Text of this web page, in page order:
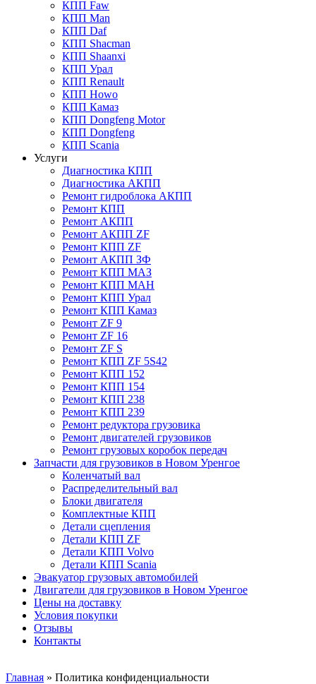
КПП Faw
КПП Man
КПП Daf
КПП Shacman
КПП Shaanxi
КПП Урал
КПП Renault
КПП Howo
КПП Камаз
КПП Dongfeng Motor
КПП Dongfeng
КПП Scania
Услуги
Диагностика КПП
Диагностика АКПП
Ремонт гидроблока АКПП
Ремонт КПП
Ремонт АКПП
Ремонт АКПП ZF
Ремонт КПП ZF
Ремонт АКПП ЗФ
Ремонт КПП МАЗ
Ремонт КПП МАН
Ремонт КПП Урал
Ремонт КПП Камаз
Ремонт ZF 9
Ремонт ZF 16
Ремонт ZF S
Ремонт КПП ZF 5S42
Ремонт КПП 152
Ремонт КПП 154
Ремонт КПП 238
Ремонт КПП 239
Ремонт редуктора грузовика
Ремонт двигателей грузовиков
Ремонт грузовых коробок передач
Запчасти для грузовиков в Новом Уренгое
Коленчатый вал
Распределительный вал
Блоки двигателя
Комплектные КПП
Детали сцепления
Детали КПП ZF
Детали КПП Volvo
Детали КПП Scania
Эвакуатор грузовых автомобилей
Двигатели для грузовиков в Новом Уренгое
Цены на доставку
Условия покупки
Отзывы
Контакты
Главная » Политика конфиденциальности